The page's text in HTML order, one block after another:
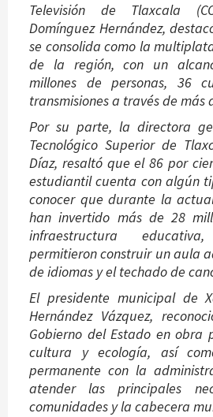
Televisión de Tlaxcala
Domínguez Hernández,
se consolida como la
de la región, con un
millones de personas, 36
transmisiones a través de más
Por su parte, la directora
Tecnológico Superior de
Díaz, resaltó que el 86 por
estudiantil cuenta con algún
conocer que durante la
han invertido más de 28
infraestructura
permitieron construir un aula
de idiomas y el techado de
El presidente municipal de
Hernández Vázquez,
Gobierno del Estado en obra
cultura y ecología, así
permanente con la
atender las principales
comunidades y la cabecera